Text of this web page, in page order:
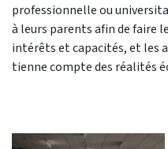
professionnelle ou
à leurs parents afin de faire
intérêts et capacités, et les
tienne compte des réalités